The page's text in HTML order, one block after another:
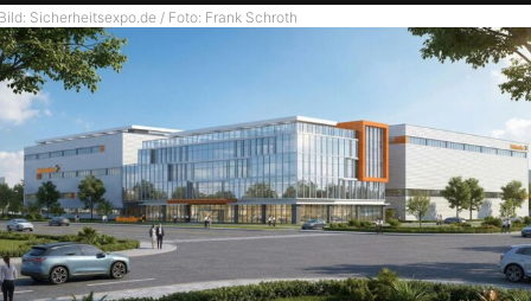
Sicherheitsexpo.de / Foto: Frank Schroth